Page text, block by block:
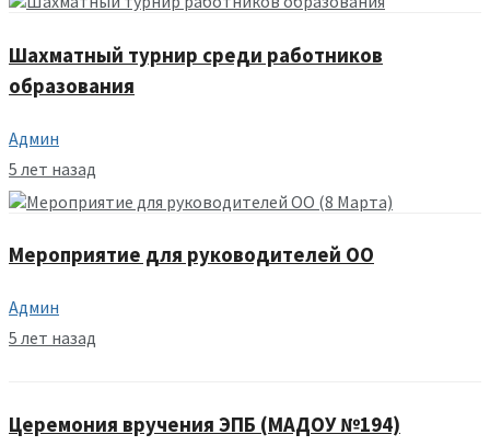
Шахматный турнир среди работников
образования
Админ
5 лет назад
Мероприятие для руководителей ОО
Админ
5 лет назад
Церемония вручения ЭПБ (МАДОУ №194)